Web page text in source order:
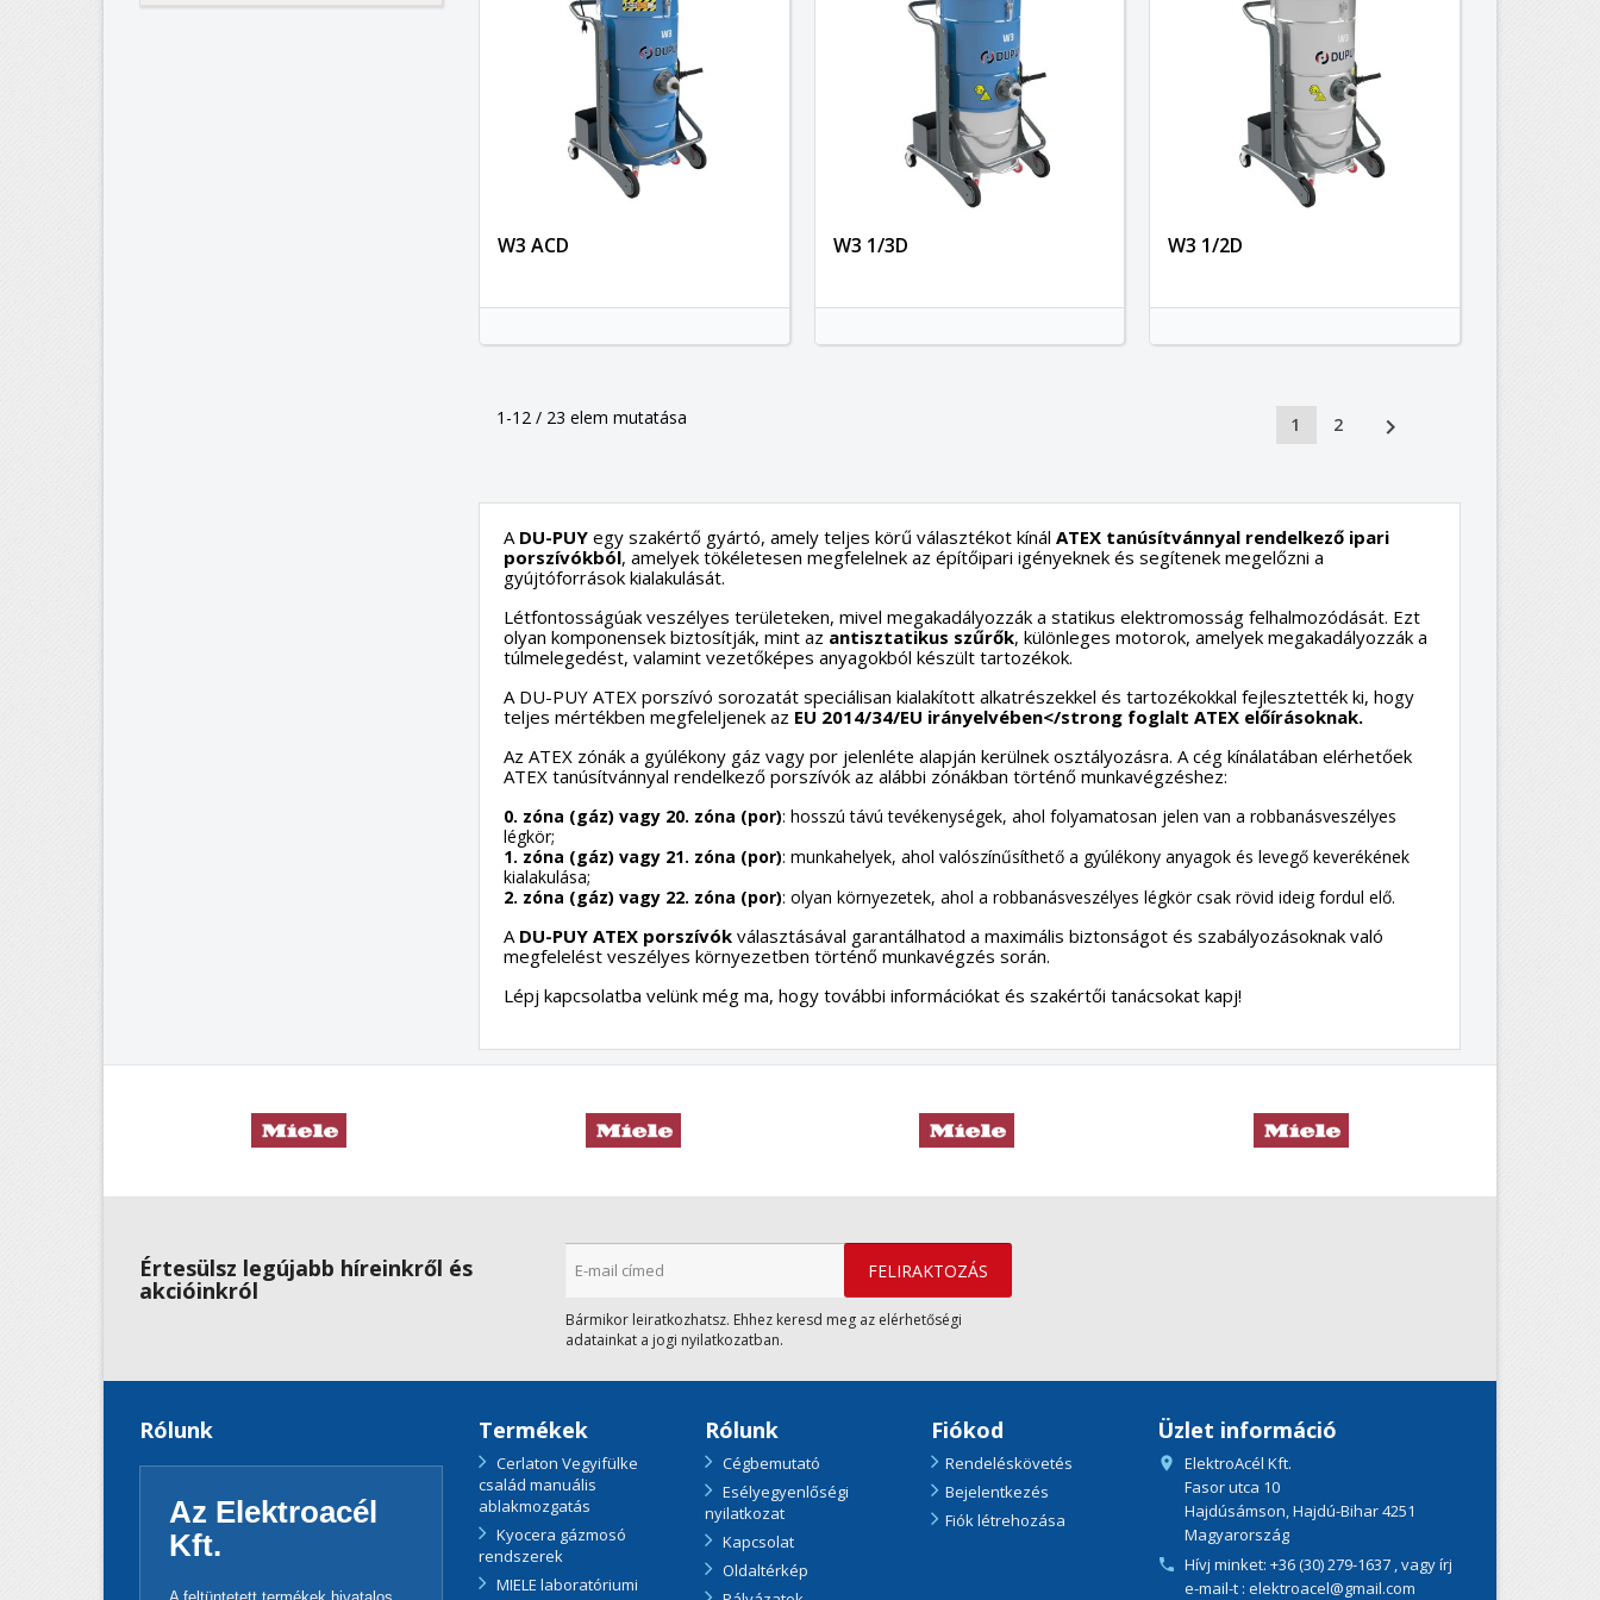
W3 ACD W3 1/3D W3 1/2D
1-12 / 23 elem mutatása 1 2 
A DU-PUY egy szakértő gyártó, amely teljes körű választékot kínál ATEX tanúsítvánnyal rendelkező ipari
porszívókból, amelyek tökéletesen megfelelnek az építőipari igényeknek és segítenek megelőzni a
gyújtóforrások kialakulását.
Létfontosságúak veszélyes területeken, mivel megakadályozzák a statikus elektromosság felhalmozódását. Ezt
olyan komponensek biztosítják, mint az antisztatikus szűrők, különleges motorok, amelyek megakadályozzák a
túlmelegedést, valamint vezetőképes anyagokból készült tartozékok.
A DU-PUY ATEX porszívó sorozatát speciálisan kialakított alkatrészekkel és tartozékokkal fejlesztették ki, hogy
teljes mértékben megfeleljenek az EU 2014/34/EU irányelvében</strong foglalt ATEX előírásoknak.
Az ATEX zónák a gyúlékony gáz vagy por jelenléte alapján kerülnek osztályozásra. A cég kínálatában elérhetőek
ATEX tanúsítvánnyal rendelkező porszívók az alábbi zónákban történő munkavégzéshez:
0. zóna (gáz) vagy 20. zóna (por): hosszú távú tevékenységek, ahol folyamatosan jelen van a robbanásveszélyes
légkör;
1. zóna (gáz) vagy 21. zóna (por): munkahelyek, ahol valószínűsíthető a gyúlékony anyagok és levegő keverékének
kialakulása;
2. zóna (gáz) vagy 22. zóna (por): olyan környezetek, ahol a robbanásveszélyes légkör csak rövid ideig fordul elő.
A DU-PUY ATEX porszívók választásával garantálhatod a maximális biztonságot és szabályozásoknak való
megfelelést veszélyes környezetben történő munkavégzés során.
Lépj kapcsolatba velünk még ma, hogy további információkat és szakértői tanácsokat kapj!
Értesülsz legújabb híreinkről és
akcióinkról
Bármikor leiratkozhatsz. Ehhez keresd meg az elérhetőségi
adatainkat a jogi nyilatkozatban.
Rólunk
Az Elektroacél
Kft.
Termékek
Cerlaton Vegyifülke
család manuális
ablakmozgatás
Kyocera gázmosó
rendszerek
MIELE laboratóriumi
Rólunk
Cégbemutató
Esélyegyenlőségi
nyilatkozat
Kapcsolat
Oldaltérkép
Fiókod
Rendeléskövetés
Bejelentkezés
Fiók létrehozása
Üzlet információ

ElektroAcél Kft.
Fasor utca 10
Hajdúsámson, Hajdú-Bihar 4251
Magyarország
 Hívj minket: +36 (30) 279-1637, vagy írj
e-mail-t : elektroacel@gmail.com